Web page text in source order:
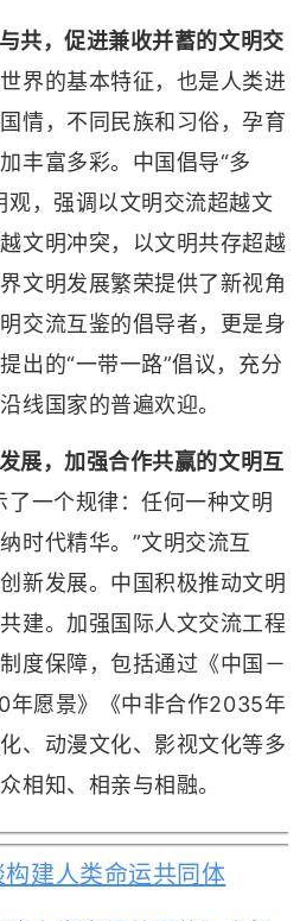
共，促进兼收并蓄的文明交
界的基本特征，也是人类进
情，不同民族和习俗，孕育
丰富多彩。中国倡导“多
观，强调以文明交流超越文
文明冲突，以文明共存超越
文明发展繁荣提供了新视角
交流互鉴的倡导者，更是身
出的“一带一路”倡议，充分
线国家的普遍欢迎。
展，加强合作共赢的文明互
了一个规律：任何一种文明
时代精华。”文明交流互
新发展。中国积极推动文明
建。加强国际人文交流工程
度保障，包括通过《中国－
年愿景》《中非合作2035年
、动漫文化、影视文化等多
相知、相亲与相融。
构建人类命运共同体